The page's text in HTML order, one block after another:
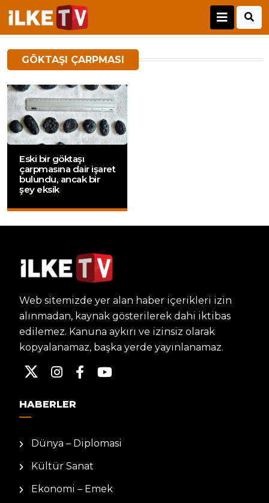
GÖKTAŞI ÇARPMASI
Eski bir göktaşı
çarpmasına dair işaret
bulundu, ancak bir
şey eksik
Web sitemizde yer alan haber içerikleri izin
alınmadan, kaynak gösterilerek dahi iktibas
edilemez. Kanuna aykırı ve izinsiz olarak
kopyalanamaz, başka yerde yayınlanamaz.
HABERLER
Dünya – Diplomasi
Kültür Sanat
Ekonomi – Emek